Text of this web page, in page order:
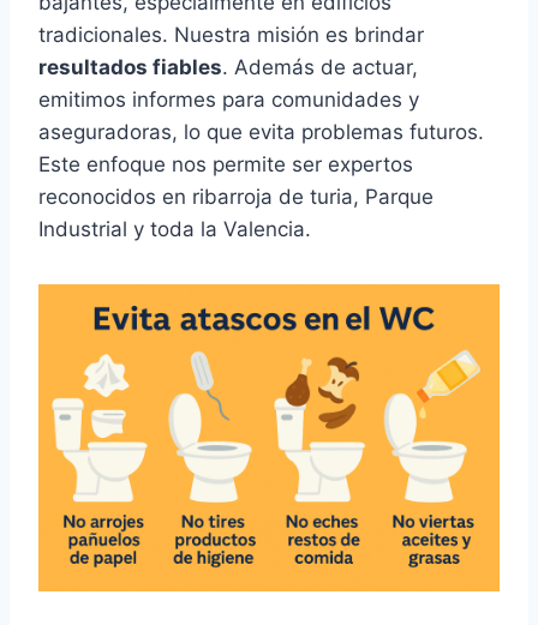
tradicionales. Nuestra misión es brindar
resultados fiables. Además de actuar,
emitimos informes para comunidades y
aseguradoras, lo que evita problemas futuros.
Este enfoque nos permite ser expertos
reconocidos en ribarroja de turia, Parque
Industrial y toda la Valencia.